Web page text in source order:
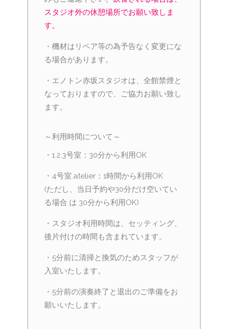
スタジオ外の休憩場所でお願い致しま
す。
・機材はリペア等の為予告なく変更にな
る場合があります。
・エノトン赤坂スタジオは、全館禁煙と
なっておりますので、ご協力お願い致し
ます。
～利用時間について～
・1.2.3号室：30分から利用OK
・4号室.atelier：1時間から利用OK
(ただし、当日予約や30分だけ空いてい
る場合 は 30分から利用OK)
・スタジオ利用時間は、セッティング、
後片付けの時間も含まれています。
・5分前に清掃と換気のためスタッフが
入室いたします。
・5分前の演奏終了と退出のご準備をお
願いいたします。